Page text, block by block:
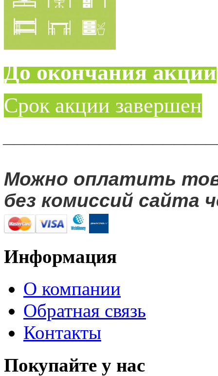
До окончания акции
Срок акции завершен
Можно оплатить
без комиссий сайта
Информация
О компании
Обратная связь
Контакты
Покупайте у нас